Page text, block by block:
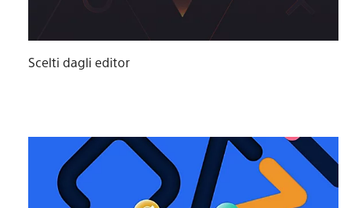
Scelti dagli editor